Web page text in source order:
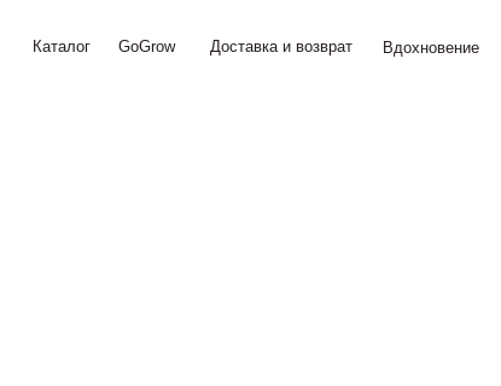
Каталог Вдохновение
GoGrow Доставка и возврат Контакты